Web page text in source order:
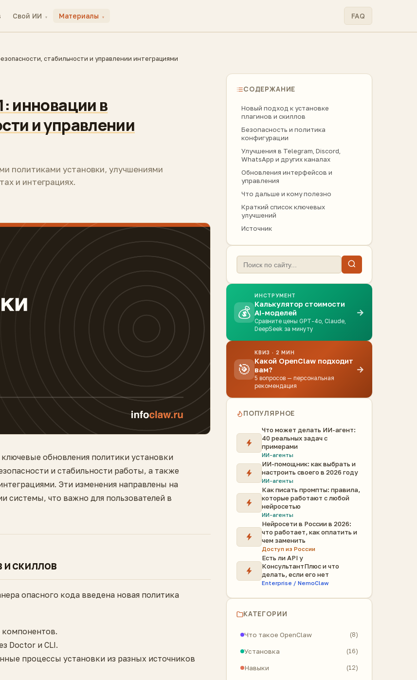
Свой ИИ ▾ Материалы ▾ FAQ
стабильности и управлении интеграциями
инновации в
и управлении
политиками установки, улучшениями
и интеграциях.
обновления политики установки
и стабильности работы, а также
Эти изменения направлены на
системы, что важно для пользователей в
скиллов
опасного кода введена новая политика
компонентов.
Doctor и CLI.
процессы установки из разных источников
СОДЕРЖАНИЕ
Новый подход к установке
плагинов и скиллов
Безопасность и политика
конфигурации
Улучшения в Telegram, Discord,
WhatsApp и других каналах
Обновления интерфейсов и
управления
Что дальше и кому полезно
Краткий список ключевых
улучшений
Источник
💰
ИНСТРУМЕНТ
Калькулятор стоимости
AI-моделей
Сравните цены GPT-4o, Claude,
DeepSeek за минуту
→
🎯
КВИЗ · 2 МИН
Какой OpenClaw подходит
вам?
5 вопросов — персональная
рекомендация
→
ПОПУЛЯРНОЕ
Что может делать ИИ-агент:
40 реальных задач с
примерами
ИИ-агенты
ИИ-помощник: как выбрать и
настроить своего в 2026 году
ИИ-агенты
Как писать промпты: правила,
которые работают с любой
нейросетью
ИИ-агенты
Нейросети в России в 2026:
что работает, как оплатить и
чем заменить
Доступ из России
Есть ли API у
КонсультантПлюс и что
делать, если его нет
Enterprise / NemoClaw
КАТЕГОРИИ
Что такое OpenClaw (8)
Установка (16)
Навыки (12)